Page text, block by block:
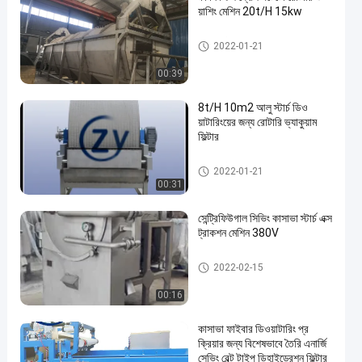
00:39
য়াশিং মেশিন 20t/H 15kw
আলু স্টার্চ মেশিন
2022-01-21
00:31
8t/H 10m2 আলু স্টার্চ ডিও
য়াটারিংয়ের জন্য রোটারি ভ্যাকুয়াম
ফিল্টার
আলু স্টার্চ মেশিন
2022-01-21
00:16
সেন্ট্রিফিউগাল সিভিং কাসাভা স্টার্চ এক্স
ট্রাকশন মেশিন 380V
বয়লার সিস্টেম
2022-02-15
কাসাভা ফাইবার ডিওয়াটারিং প্র
ক্রিয়ার জন্য বিশেষভাবে তৈরি এনার্জি
সেভিং বেল্ট টাইপ ডিহাইড্রেশন ফিল্টার